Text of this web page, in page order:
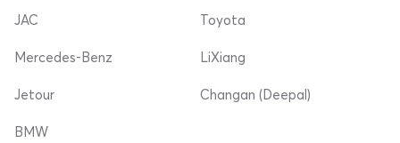
JAC
Mercedes-Benz
Jetour
Toyota
LiXiang
Changan (Deepal)
BMW